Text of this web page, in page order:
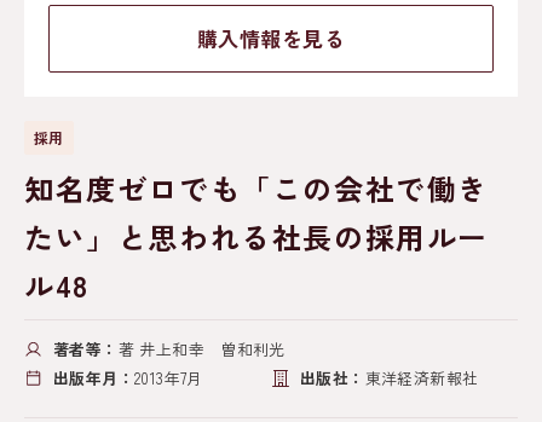
購入情報を見る
採用
知名度ゼロでも「この会社で働き
たい」と思われる社長の採用ルー
ル48
著者等： 著 井上和幸 曽和利光
出版年月： 2013年7月 出版社： 東洋経済新報社